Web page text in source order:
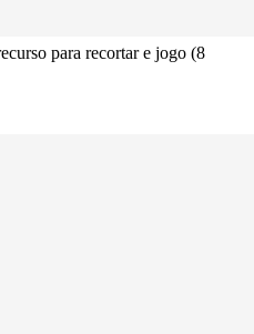
para recortar e jogo (8